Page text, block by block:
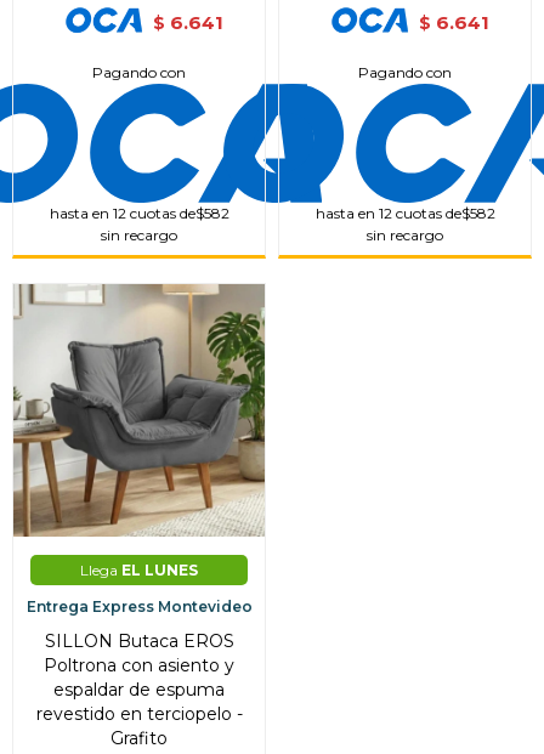
$ 6.641
Pagando con
hasta en 12 cuotas de$582
sin recargo
$ 6.641
Pagando con
hasta en 12 cuotas de$582
sin recargo
Llega EL LUNES
Entrega Express Montevideo
SILLON Butaca EROS
Poltrona con asiento y
espaldar de espuma
revestido en terciopelo -
Grafito